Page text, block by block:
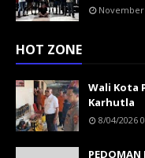
November
HOT ZONE
Wali Kota
Karhutla
8/04/2026
PEDOMAN